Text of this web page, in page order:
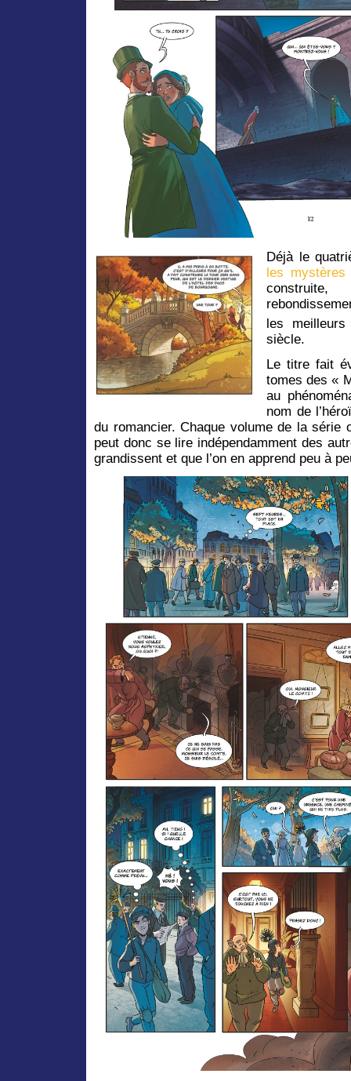
Déjà le
les
construite,
les
siècle.
Le titre fait
tomes des «
au
nom de
du romancier. Chaque volume de la série
peut donc se lire indépendamment des
grandissent et que l’on en apprend peu à